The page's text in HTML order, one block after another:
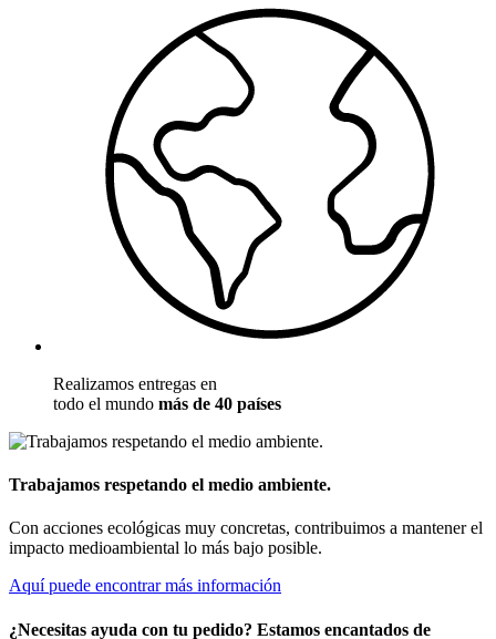
Realizamos entregas en
todo el mundo más de 40 países
Trabajamos respetando el medio ambiente.
Con acciones ecológicas muy concretas, contribuimos a mantener el
impacto medioambiental lo más bajo posible.
Aquí puede encontrar más información
¿Necesitas ayuda con tu pedido? Estamos encantados de